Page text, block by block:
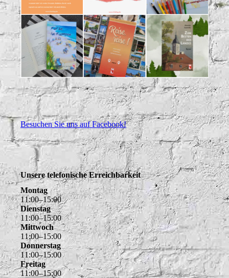
Besuchen Sie uns auf Facebook!
Unsere telefonische Erreichbarkeit
Montag
11:00–15:00
Dienstag
11:00–15:00
Mittwoch
11:00–15:00
Donnerstag
11:00–15:00
Freitag
11:00–15:00